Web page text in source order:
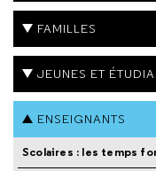
FAMILLES
JEUNES ET
ENSEIGNANTS
Scolaires : les temps